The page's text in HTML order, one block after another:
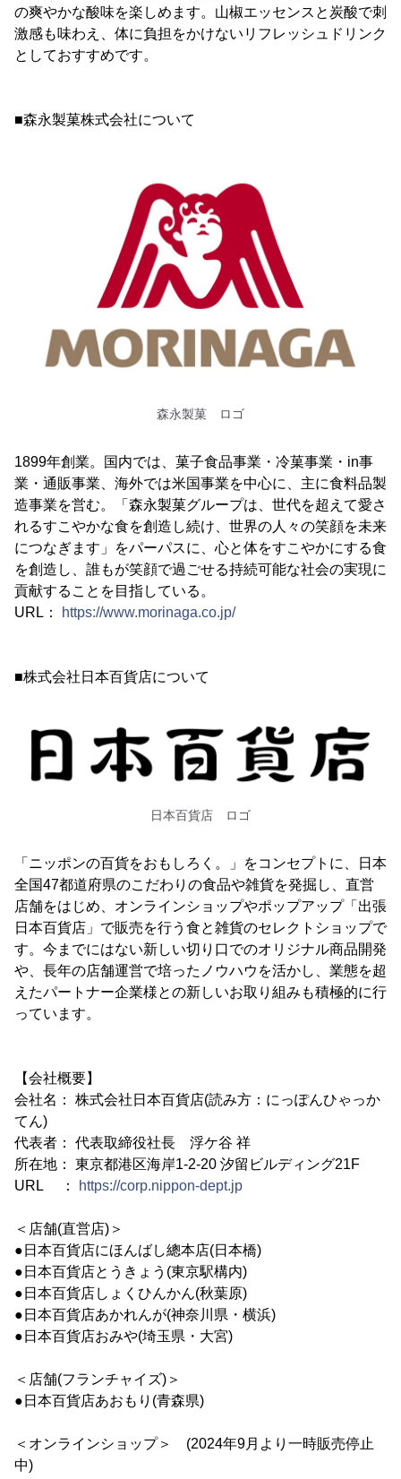
の爽やかな酸味を楽しめます。山椒エッセンスと炭酸で刺
激感も味わえ、体に負担をかけないリフレッシュドリンク
としておすすめです。
■森永製菓株式会社について
森永製菓 ロゴ
1899年創業。国内では、菓子食品事業・冷菓事業・in事
業・通販事業、海外では米国事業を中心に、主に食料品製
造事業を営む。「森永製菓グループは、世代を超えて愛さ
れるすこやかな食を創造し続け、世界の人々の笑顔を未来
につなぎます」をパーパスに、心と体をすこやかにする食
を創造し、誰もが笑顔で過ごせる持続可能な社会の実現に
貢献することを目指している。
URL：
https://www.morinaga.co.jp/
■株式会社日本百貨店について
日本百貨店 ロゴ
「ニッポンの百貨をおもしろく。」をコンセプトに、日本
全国47都道府県のこだわりの食品や雑貨を発掘し、直営
店舗をはじめ、オンラインショップやポップアップ「出張
日本百貨店」で販売を行う食と雑貨のセレクトショップで
す。今までにはない新しい切り口でのオリジナル商品開発
や、長年の店舗運営で培ったノウハウを活かし、業態を超
えたパートナー企業様との新しいお取り組みも積極的に行
っています。
【会社概要】
会社名： 株式会社日本百貨店(読み方：にっぽんひゃっか
てん)
代表者： 代表取締役社長 浮ケ谷 祥
所在地： 東京都港区海岸1-2-20 汐留ビルディング21F
URL ：
https://corp.nippon-dept.jp
＜店舗(直営店)＞
●日本百貨店にほんばし總本店(日本橋)
●日本百貨店とうきょう(東京駅構内)
●日本百貨店しょくひんかん(秋葉原)
●日本百貨店あかれんが(神奈川県・横浜)
●日本百貨店おみや(埼玉県・大宮)
＜店舗(フランチャイズ)＞
●日本百貨店あおもり(青森県)
＜オンラインショップ＞ (2024年9月より一時販売停止
中)